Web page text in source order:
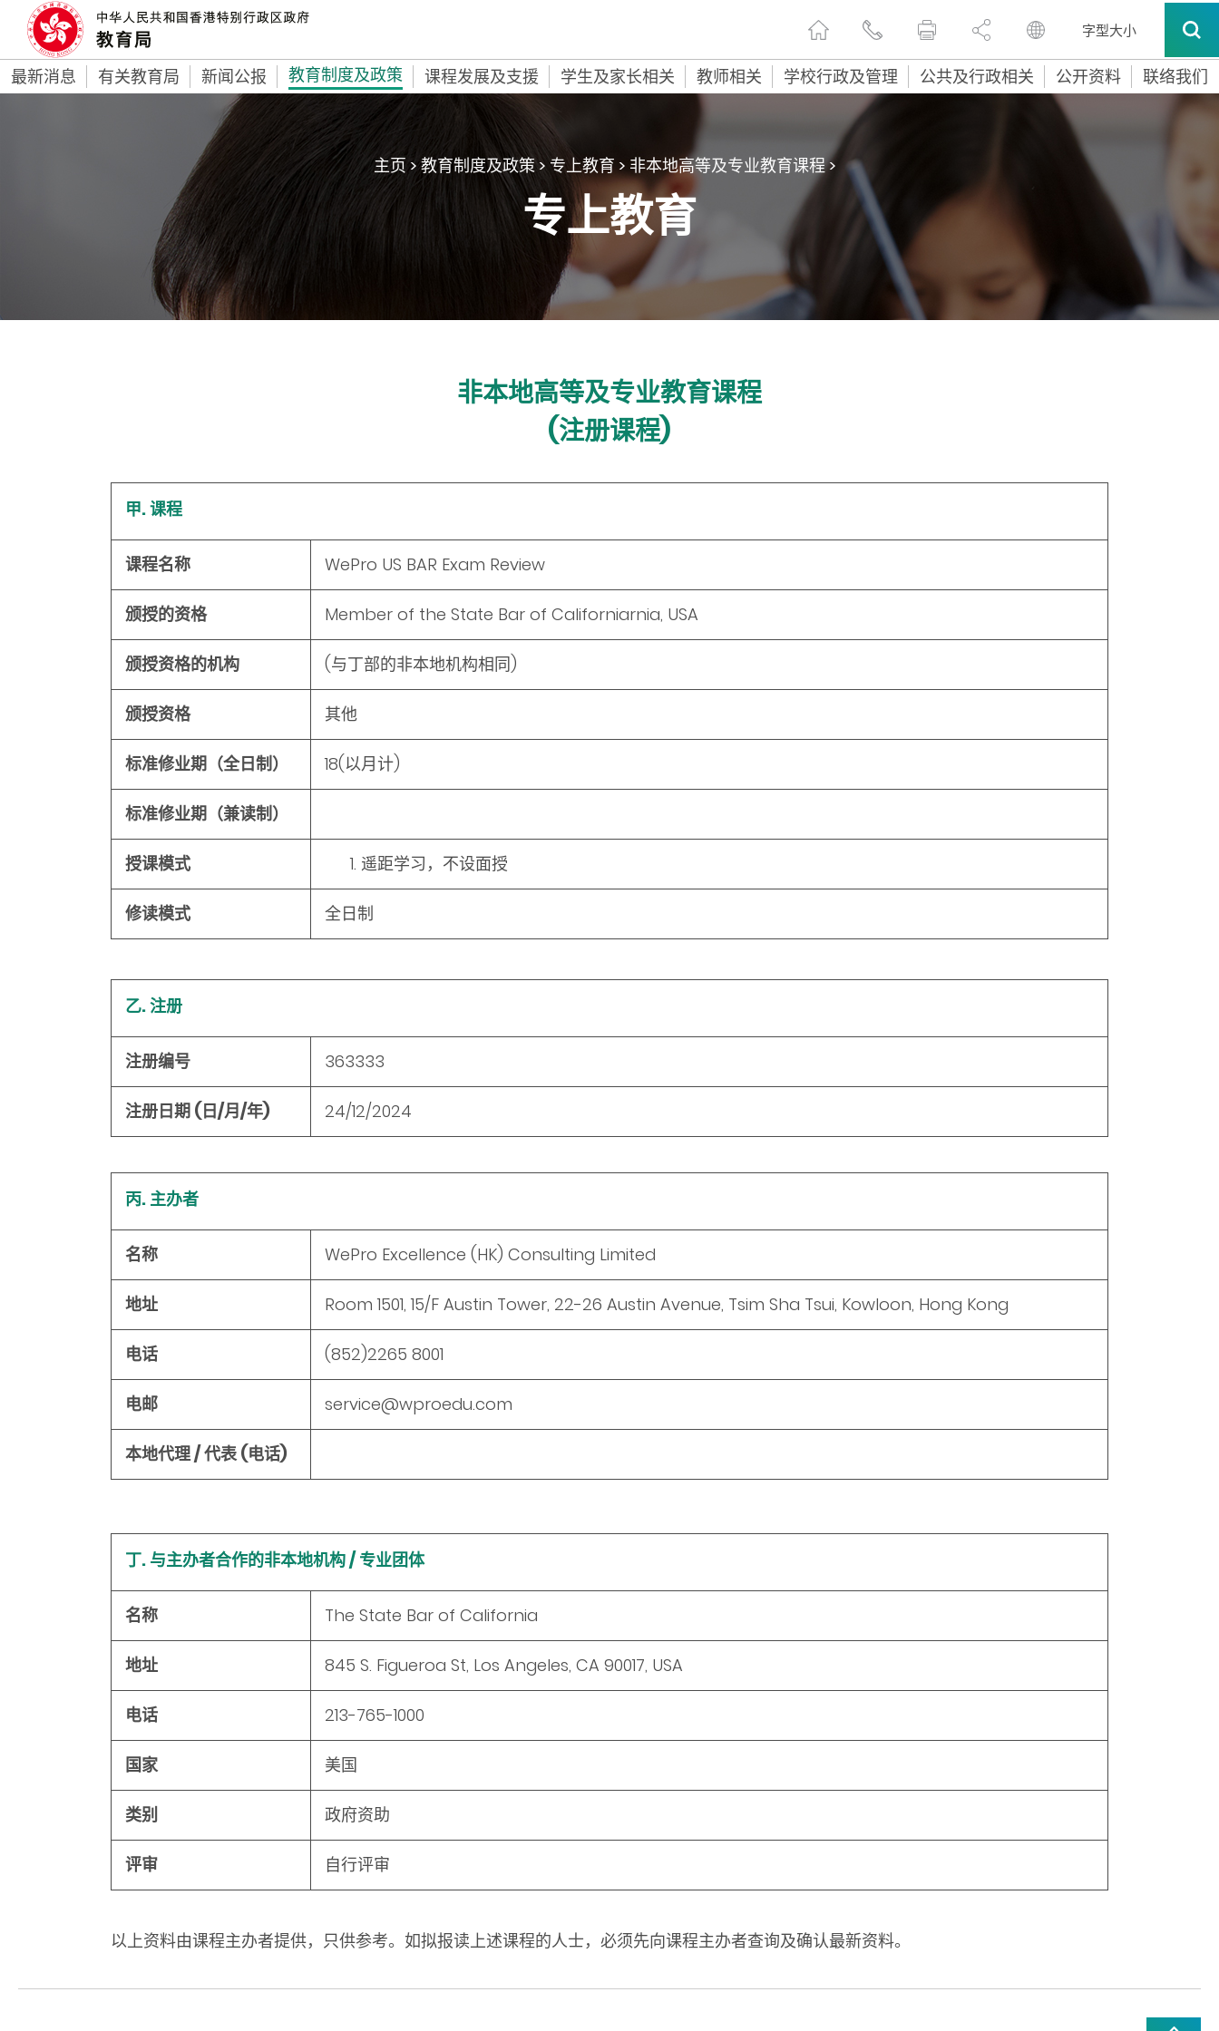
字型大小
最新消息 有关教育局 新闻公报 教育制度及政策 课程发展及支援 学生及家长相关 教师相关 学校行政及管理 公共及行政相关 公开资料 联络我们
主页>教育制度及政策> 专上教育 > 非本地高等及专业教育课程>
专上教育
非本地高等及专业教育课程
(注册课程)
甲. 课程
课程名称 WePro US BAR Exam Review
颁授的资格 Member of the State Bar of Californiarnia, USA
颁授资格的机构 (与丁部的非本地机构相同)
颁授资格 其他
标准修业期（全日制） 18(以月计)
标准修业期（兼读制）
授课模式 遥距学习，不设面授
修读模式 全日制
乙. 注册
注册编号 363333
注册日期 (日/月/年) 24/12/2024
丙. 主办者
名称 WePro Excellence (HK) Consulting Limited
地址 Room 1501, 15/F Austin Tower, 22-26 Austin Avenue, Tsim Sha Tsui, Kowloon, Hong Kong
电话 (852)2265 8001
电邮 service@wproedu.com
本地代理 / 代表 (电话)
丁. 与主办者合作的非本地机构 / 专业团体
名称 The State Bar of California
地址 845 S. Figueroa St, Los Angeles, CA 90017, USA
电话 213-765-1000
国家 美国
类别 政府资助
评审 自行评审
以上资料由课程主办者提供，只供参考。如拟报读上述课程的人士，必须先向课程主办者查询及确认最新资料。